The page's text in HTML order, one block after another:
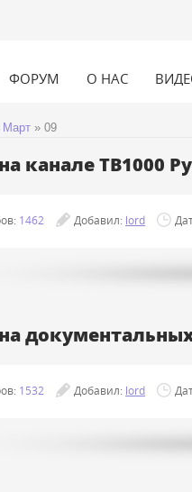
ФОРУМ О НАС
Март » 09
канале ТВ1000
1462 Добавил: lord
1532 Добавил: lord